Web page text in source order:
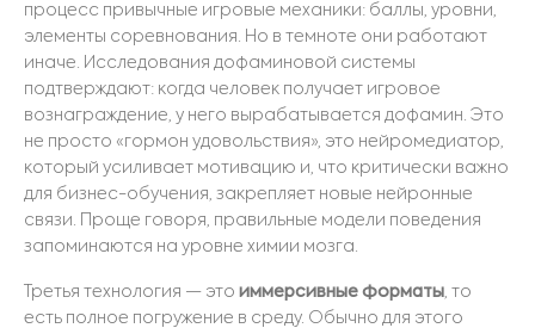
процесс привычные игровые механики: баллы, уровни,
элементы соревнования. Но в темноте они работают
иначе. Исследования дофаминовой системы
подтверждают: когда человек получает игровое
вознаграждение, у него вырабатывается дофамин. Это
не просто «гормон удовольствия», это нейромедиатор,
который усиливает мотивацию и, что критически важно
для бизнес-обучения, закрепляет новые нейронные
связи. Проще говоря, правильные модели поведения
запоминаются на уровне химии мозга.
Третья технология — это иммерсивные форматы , то
есть полное погружение в среду. Обычно для этого